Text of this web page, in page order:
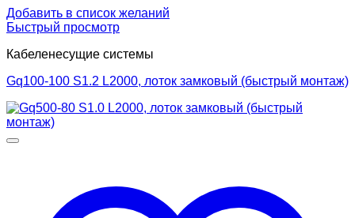
Добавить в список желаний
Быстрый просмотр
Кабеленесущие системы
Gq100-100 S1.2 L2000, лоток замковый (быстрый монтаж)